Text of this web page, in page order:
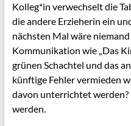
Kolleg*in verwechselt die
die andere Erzieherin ein
nächsten Mal wäre
Kommunikation wie „Das
grünen Schachtel und das
künftige Fehler vermieden
davon unterrichtet werden?
werden.